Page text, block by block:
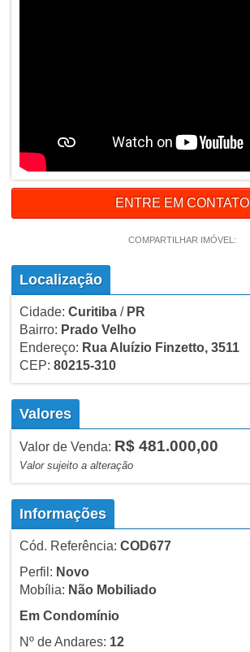
ENTRE EM CONTATO
COMPARTILHAR IMÓVEL:
Localização
Cidade: Curitiba/ PR
Bairro: Prado Velho
Endereço: Rua Aluízio Finzetto, 3511
CEP: 80215-310
Valores
Valor de Venda: R$ 481.000,00
Valor sujeito a alteração
Informações
Cód. Referência: COD677
Perfil: Novo
Mobília: Não Mobiliado
Em Condomínio
Nº de Andares: 12